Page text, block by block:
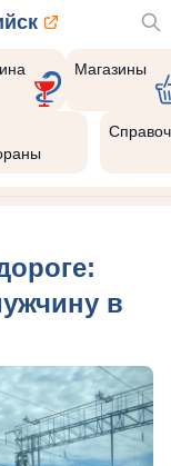
Магазины
в